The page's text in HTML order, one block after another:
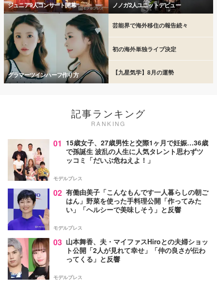
ジュニア9人コンサート開幕 ノノガ2人ユニットデビュー
グラマーツインハーフ作り方
芸能界で海外移住の報告続々
初の海外単独ライブ決定
【九星気学】8月の運勢
記事ランキング
RANKING
01 15歳女子、27歳男性と交際1ヶ月で妊娠…36歳
で孫誕生 波乱の人生に人気タレント思わずツ
ッコミ「だいぶ危ねえよ！」
モデルプレス
02 有働由美子「こんなもんです一人暮らしの朝ご
はん」野菜を使った手料理公開「作ってみた
い」「ヘルシーで美味しそう」と反響
モデルプレス
03 山本舞香、夫・マイファスHiroとの夫婦ショッ
ト公開「2人が見れて幸せ」「仲の良さが伝わ
ってくる」と反響
モデルプレス